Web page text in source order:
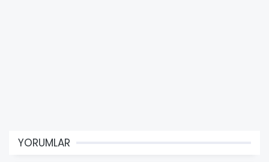
YORUMLAR